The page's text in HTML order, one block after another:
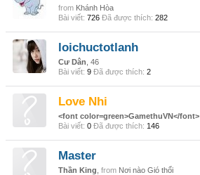
from Khánh Hòa
Bài viết: 726 Đã được thích: 282
loichuctotlanh
Cư Dân , 46
Bài viết: 9 Đã được thích: 2
Love Nhi
<font color=green>GamethuVN</font>
Bài viết: 0 Đã được thích: 146
Master
Thần King from Nơi nào Gió thổi